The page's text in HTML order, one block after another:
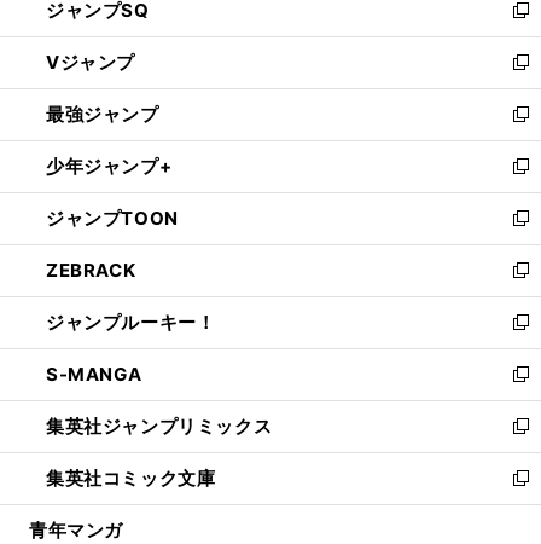
い
ウ
ィ
ン
ド
ウ
で
開
く
ジャンプSQ
新
し
い
ウ
ィ
ン
ド
ウ
で
開
く
Vジャンプ
新
し
い
ウ
ィ
ン
ド
ウ
で
開
く
最強ジャンプ
新
し
い
ウ
ィ
ン
ド
ウ
で
開
く
少年ジャンプ+
新
し
い
ウ
ィ
ン
ド
ウ
で
開
く
ジャンプTOON
新
し
い
ウ
ィ
ン
ド
ウ
で
開
く
ZEBRACK
新
し
い
ウ
ィ
ン
ド
ウ
で
開
ジャンプルーキー！
新
し
い
ウ
ィ
ン
ド
ウ
S-MANGA
新
し
い
ウ
ィ
ン
集英社ジャンプリミックス
新
し
い
ウ
集英社コミック文庫
新
し
青年マンガ